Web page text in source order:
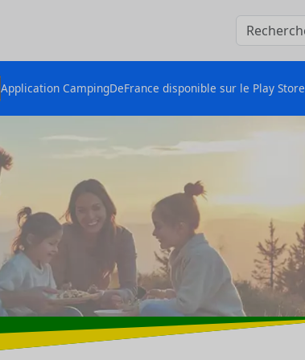
Application CampingDeFrance disponible sur le Play Store